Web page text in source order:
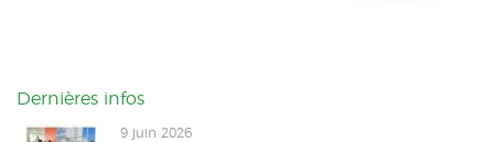
Dernières infos
9 juin 2026